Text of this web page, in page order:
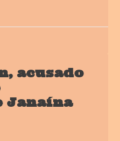
acusado
Janaína